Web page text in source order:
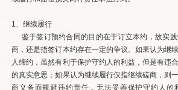
1、继续履行
鉴于签订预约合同的目的在于订立本约，故实
商，还是指签订本约存在一定的争议。如果认为继
人缔约，虽然有利于保护守约人的利益，但是有违
的真实意思；如果认为继续履行仅指继续磋商，则
商义务而规避违约责任，无法妥善保护守约人的